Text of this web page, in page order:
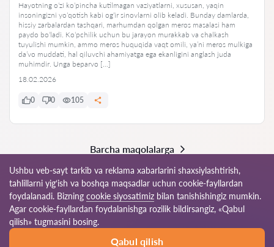
Hayotning oʻzi koʻpincha kutilmagan vaziyatlarni, xususan, yaqin
insoningizni yoʻqotish kabi ogʻir sinovlarni olib keladi. Bunday damlarda,
hissiy zarbalardan tashqari, marhumdan qolgan meros masalasi ham
paydo boʻladi. Koʻpchilik uchun bu jarayon murakkab va chalkash
tuyulishi mumkin, ammo meros huquqida vaqt omili, yaʼni meros mulkiga
da’vo muddati, hal qiluvchi ahamiyatga ega ekanligini anglash juda
muhimdir. Unga beparvo […]
18.02.2026
0 0 105
Barcha maqolalarga
© 2026 Yur24uz
xaritasi
tarmog’imiz
Ushbu veb-sayt tarkib va reklama xabarlarini shaxsiylashtirish,
tahlillarni yig‘ish va boshqa maqsadlar uchun cookie-fayllardan
foydalanadi. Bizning cookie siyosatimiz bilan tanishishingiz mumkin.
Agar cookie-fayllardan foydalanishga rozilik bildirsangiz, «Qabul
qilish» tugmasini bosing.
Qabul qilish